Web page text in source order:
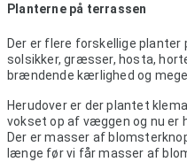
Planterne på terrassen
Der er flere forskellige
solsikker, græsser, hosta,
brændende kærlighed og
Herudover er der plantet
vokset op af væggen og nu er
Der er masser af
længe før vi får masser af